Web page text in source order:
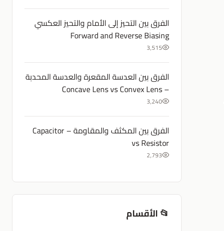
الفرق بين التحيز إلى الأمام والتحيز العكسي
Forward and Reverse Biasing
3,515
الفرق بين العدسة المقعرة والعدسة المحدبة
– Concave Lens vs Convex Lens
3,240
الفرق بين المكثف والمقاومة – Capacitor
vs Resistor
2,793
📂 الأقسام